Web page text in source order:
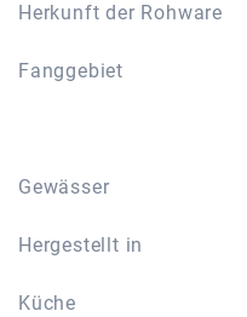
Herkunft der Rohware
Fanggebiet
Gewässer
Hergestellt in
Küche